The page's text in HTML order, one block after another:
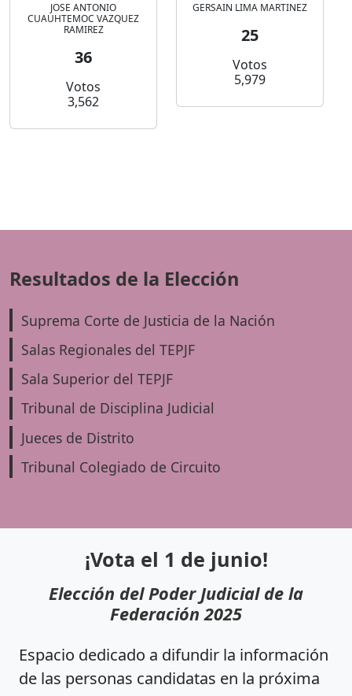
JOSE ANTONIO
CUAUHTEMOC VAZQUEZ
RAMIREZ
36
Votos
3,562
GERSAIN LIMA MARTINEZ
25
Votos
5,979
Resultados de la Elección
Suprema Corte de Justicia de la Nación
Salas Regionales del TEPJF
Sala Superior del TEPJF
Tribunal de Disciplina Judicial
Jueces de Distrito
Tribunal Colegiado de Circuito
¡Vota el 1 de junio!
Elección del Poder Judicial de la
Federación 2025
Espacio dedicado a difundir la información
de las personas candidatas en la próxima